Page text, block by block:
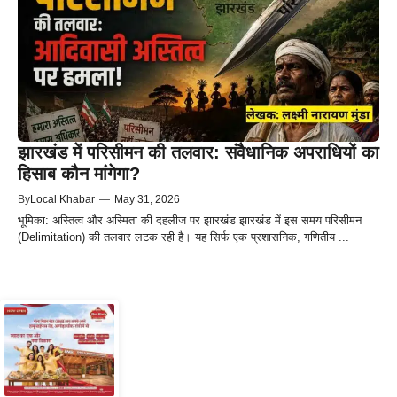
झारखंड में परिसीमन की तलवार: संवैधानिक अपराधियों का
हिसाब कौन मांगेगा?
ByLocal Khabar — May 31, 2026
भूमिका: अस्तित्व और अस्मिता की दहलीज पर झारखंड झारखंड में इस समय परिसीमन
(Delimitation) की तलवार लटक रही है। यह सिर्फ एक प्रशासनिक, गणितीय ...